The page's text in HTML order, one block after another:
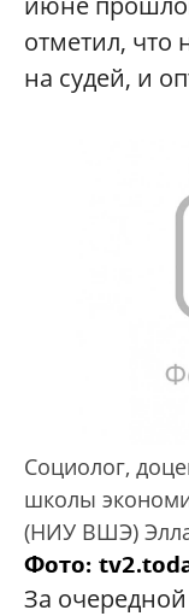
отметил, что
на судей, и
Социолог,
школы
(НИУ ВШЭ)
Фото:
За